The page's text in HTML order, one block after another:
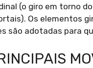
(o giro em torno
Os elementos
são adotadas para